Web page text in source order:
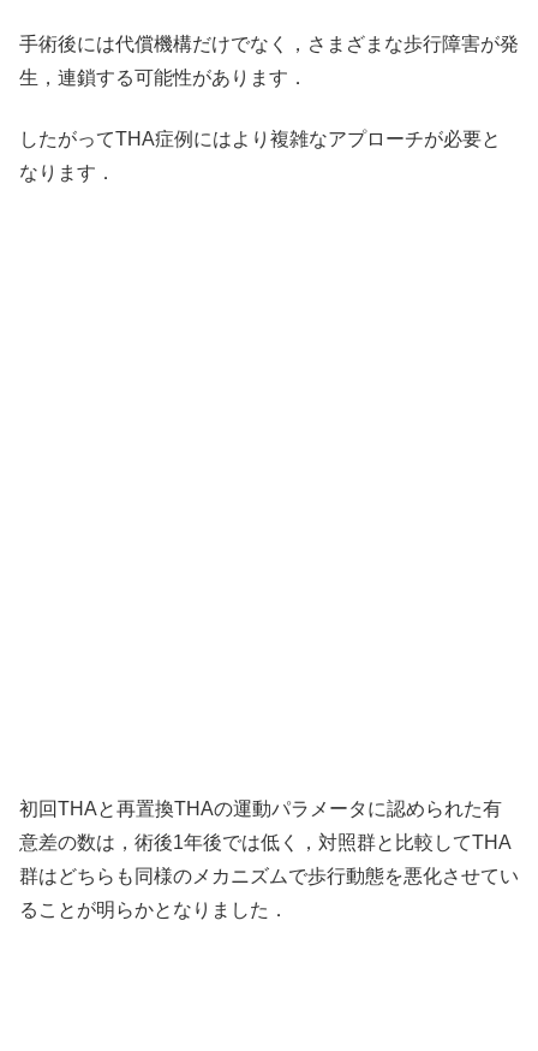
手術後には代償機構だけでなく，さまざまな歩行障害が発
生，連鎖する可能性があります．
したがってTHA症例にはより複雑なアプローチが必要と
なります．
初回THAと再置換THAの運動パラメータに認められた有
意差の数は，術後1年後では低く，対照群と比較してTHA
群はどちらも同様のメカニズムで歩行動態を悪化させてい
ることが明らかとなりました．